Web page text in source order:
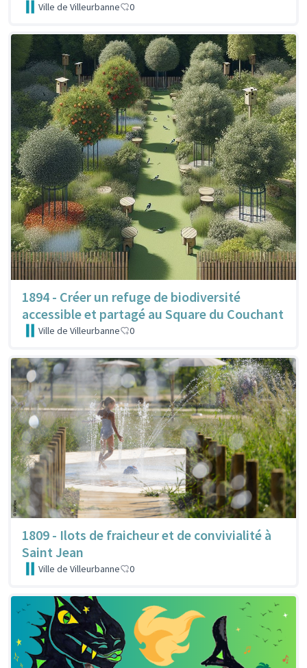
Ville de Villeurbanne 0
1894 - Créer un refuge de biodiversité
accessible et partagé au Square du Couchant
Ville de Villeurbanne 0
1809 - Ilots de fraicheur et de convivialité à
Saint Jean
Ville de Villeurbanne 0